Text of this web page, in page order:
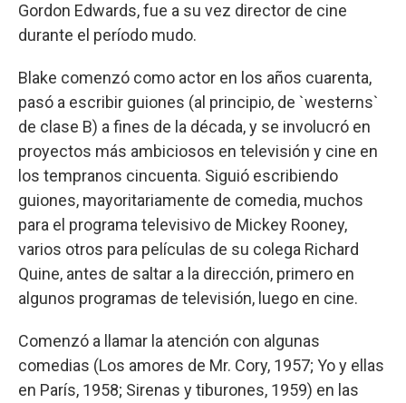
Gordon Edwards, fue a su vez director de cine
durante el período mudo.
Blake comenzó como actor en los años cuarenta,
pasó a escribir guiones (al principio, de `westerns`
de clase B) a fines de la década, y se involucró en
proyectos más ambiciosos en televisión y cine en
los tempranos cincuenta. Siguió escribiendo
guiones, mayoritariamente de comedia, muchos
para el programa televisivo de Mickey Rooney,
varios otros para películas de su colega Richard
Quine, antes de saltar a la dirección, primero en
algunos programas de televisión, luego en cine.
Comenzó a llamar la atención con algunas
comedias (Los amores de Mr. Cory, 1957; Yo y ellas
en París, 1958; Sirenas y tiburones, 1959) en las